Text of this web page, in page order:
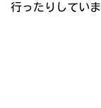
行ったりしていま